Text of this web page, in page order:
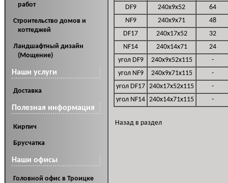
работ
Cтроительство домов и
коттеджей
Ландшафтный дизайн
(Мощение)
Наши услуги
Доставка
Полезная информация
Кирпич
Брусчатка
Наши офисы
Головной офис в Троицке
DF9
240x9x52
64
NF9
240x9x71
48
DF17
240x17x52
32
NF14
240x14x71
24
угол DF9
240x9x52x115
-
угол NF9
240x9x71x115
-
угол DF17 240x17x52x115
-
угол NF14 240x14x71x115 -
Назад в раздел